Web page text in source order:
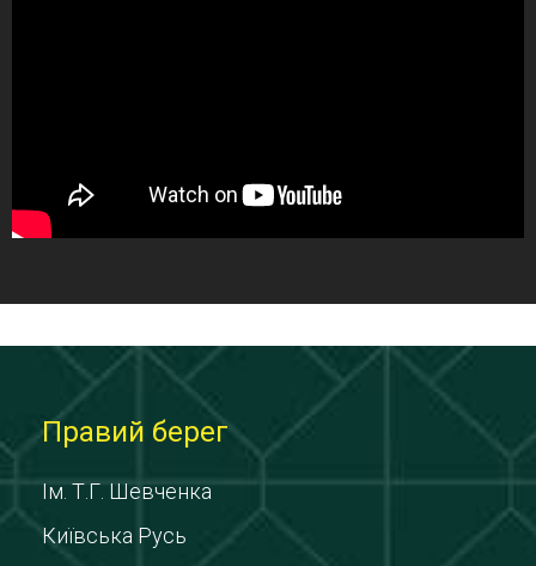
Правий берег
Ім. Т.Г. Шевченка
Київська Русь